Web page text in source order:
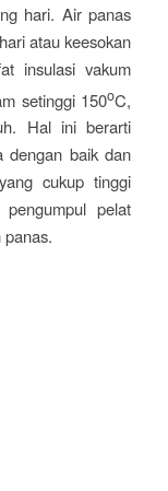
hari. Air panas
atau keesokan
insulasi vakum
setinggi 150oC,
Hal ini berarti
dengan baik dan
cukup tinggi
pelat